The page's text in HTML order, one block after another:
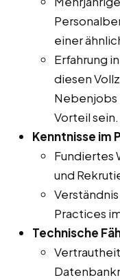
einer
Erfahrung
diesen
Nebenjobs
Vorteil sein.
Kenntnisse im
Fundiertes
und
Practices
Technische